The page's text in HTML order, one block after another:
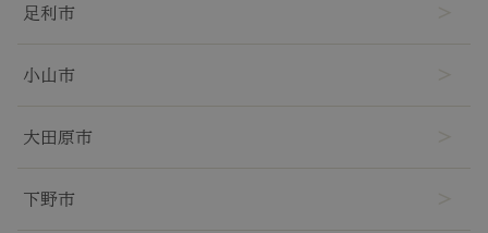
足利市
小山市
大田原市
下野市